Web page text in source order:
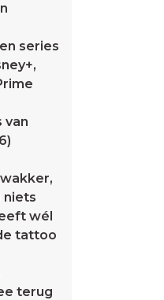
series
van
niets
wél
tattoo
terug